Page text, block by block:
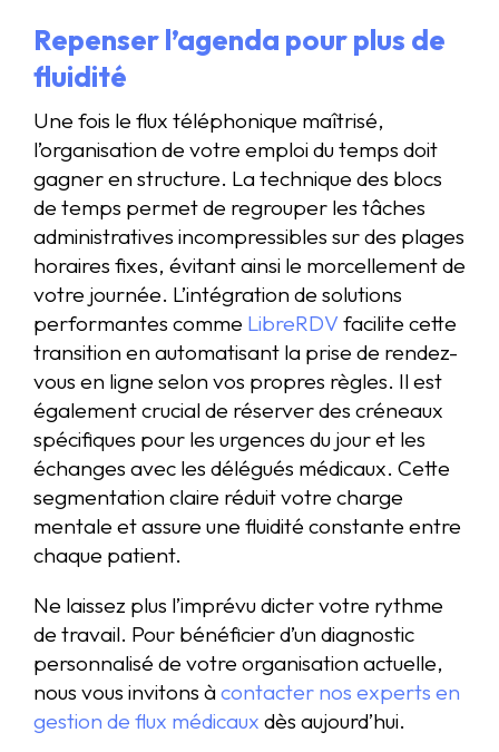
Repenser l’agenda pour plus de
fluidité
Une fois le flux téléphonique maîtrisé,
l’organisation de votre emploi du temps doit
gagner en structure. La technique des blocs
de temps permet de regrouper les tâches
administratives incompressibles sur des plages
horaires fixes, évitant ainsi le morcellement de
votre journée. L’intégration de solutions
performantes comme LibreRDV facilite cette
transition en automatisant la prise de rendez-
vous en ligne selon vos propres règles. Il est
également crucial de réserver des créneaux
spécifiques pour les urgences du jour et les
échanges avec les délégués médicaux. Cette
segmentation claire réduit votre charge
mentale et assure une fluidité constante entre
chaque patient.
Ne laissez plus l’imprévu dicter votre rythme
de travail. Pour bénéficier d’un diagnostic
personnalisé de votre organisation actuelle,
nous vous invitons àcontacter nos experts en
gestion de flux médicaux dès aujourd’hui.